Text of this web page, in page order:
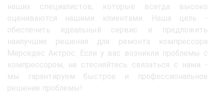
наших специалистов, которые всегда высоко
оцениваются нашими клиентами. Наша цель -
обеспечить идеальный сервис и предложить
наилучшие решения для ремонта компрессора
Мерседес Актрос. Если у вас возникли проблемы с
компрессором, не стесняйтесь связаться с нами -
мы гарантируем быстрое и профессиональное
решение проблемы!